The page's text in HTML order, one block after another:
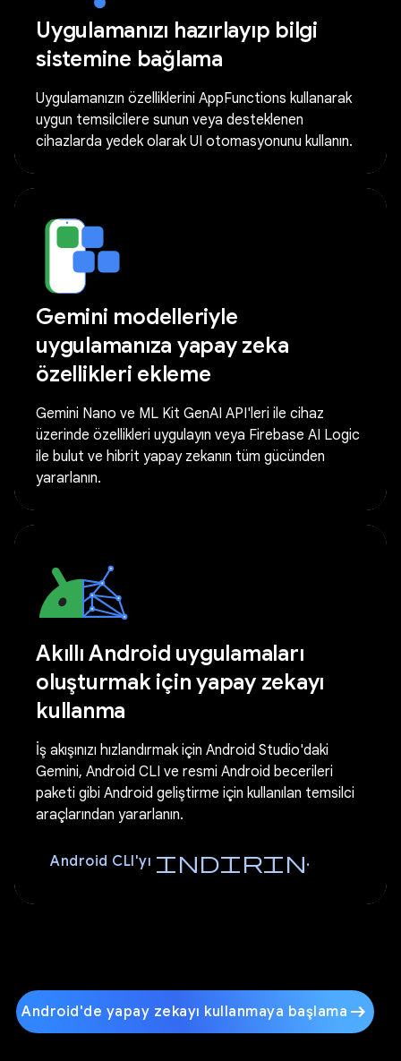
Uygulamanızı hazırlayıp bilgi
sistemine bağlama
Uygulamanızın özelliklerini AppFunctions kullanarak
uygun temsilcilere sunun veya desteklenen
cihazlarda yedek olarak UI otomasyonunu kullanın.
Gemini modelleriyle
uygulamanıza yapay zeka
özellikleri ekleme
Gemini Nano ve ML Kit GenAI API'leri ile cihaz
üzerinde özellikleri uygulayın veya Firebase AI Logic
ile bulut ve hibrit yapay zekanın tüm gücünden
yararlanın.
Akıllı Android uygulamaları
oluşturmak için yapay zekayı
kullanma
İş akışınızı hızlandırmak için Android Studio'daki
Gemini, Android CLI ve resmi Android becerileri
paketi gibi Android geliştirme için kullanılan temsilci
araçlarından yararlanın.
Android CLI'yı indirin.
Android'de yapay zekayı kullanmaya başlama arrow_right_alt